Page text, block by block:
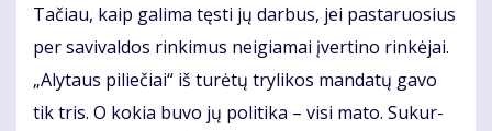
Ta­čiau, kaip ga­li­ma tęs­ti jų dar­bus, jei pas­ta­ruo­sius
per sa­vi­val­dos rin­ki­mus ne­igia­mai įver­ti­no rin­kė­jai.
„Aly­taus pi­lie­čiai“ iš tu­rė­tų try­li­kos man­da­tų ga­vo
tik tris. O ko­kia bu­vo jų po­li­ti­ka – vi­si ma­to. Su­kur­